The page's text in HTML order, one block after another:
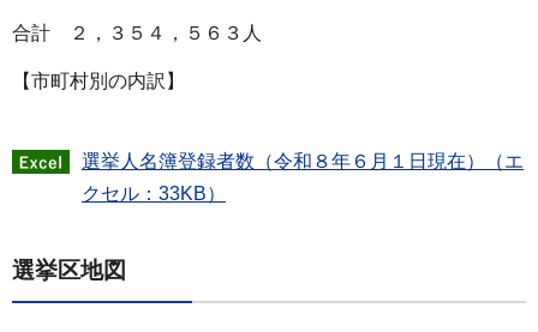
合計 ２，３５４，５６３人
【市町村別の内訳】
選挙人名簿登録者数（令和８年６月１日現在）（エ
クセル：33KB）
選挙区地図